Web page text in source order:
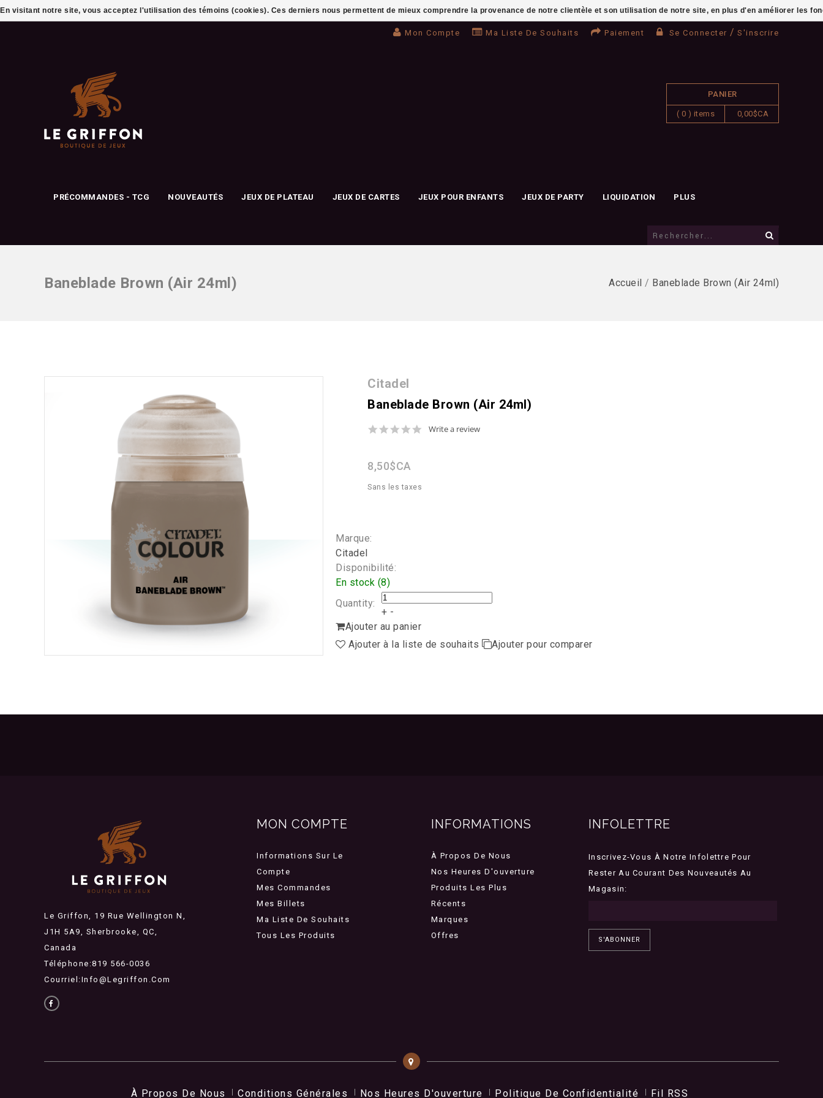
Mon Compte Ma Liste De Souhaits Paiement Se Connecter / S'inscrire
PANIER
( 0 ) items 0,00$CA
PRÉCOMMANDES - TCG NOUVEAUTÉS JEUX DE PLATEAU JEUX DE CARTES JEUX POUR ENFANTS JEUX DE PARTY LIQUIDATION PLUS
Baneblade Brown (Air 24ml) Accueil / Baneblade Brown (Air 24ml)
Citadel
Baneblade Brown (Air 24ml)
0.0
Write a review
8,50$CA
Sans les taxes
Marque:
Citadel
Disponibilité:
En stock (8)
Quantity:
+ -
Ajouter au panier
Ajouter à la liste de souhaits
Ajouter pour comparer
Le Griffon, 19 Rue Wellington N,
J1H 5A9, Sherbrooke, QC,
Canada
Téléphone:819 566-0036
Courriel:Info@legriffon.com
MON COMPTE
Informations Sur Le
Compte
Mes Commandes
Mes Billets
Ma Liste De Souhaits
Tous Les Produits
INFORMATIONS
À Propos De Nous
Nos Heures D'ouverture
Produits Les Plus
Récents
Marques
Offres
INFOLETTRE
Inscrivez-Vous À Notre Infolettre Pour
Rester Au Courant Des Nouveautés Au
Magasin:
S'ABONNER
À Propos De Nous Conditions Générales Nos Heures D'ouverture Politique De Confidentialité Fil RSS
En visitant notre site, vous acceptez l'utilisation des témoins (cookies). Ces derniers nous permettent de mieux comprendre la provenance de notre clientèle et son utilisation de notre site, en plus d'en améliorer les